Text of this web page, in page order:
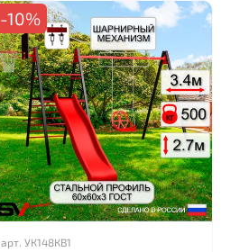
-10%
арт. УК148КВ1